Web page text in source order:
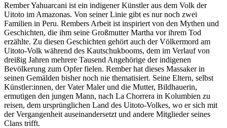
Rember Yahuarcani ist ein indigener Künstler aus dem Volk der
Uitoto im Amazonas. Von seiner Linie gibt es nur noch zwei
Familien in Peru. Rembers Arbeit ist inspiriert von den Mythen und
Geschichten, die ihm seine Großmutter Martha vor ihrem Tod
erzählte. Zu diesen Geschichten gehört auch der Völkermord am
Uitoto-Volk während des Kautschukbooms, dem im Verlauf von
dreißig Jahren mehrere Tausend Angehörige der indigenen
Bevölkerung zum Opfer fielen. Rember hat dieses Massaker in
seinen Gemälden bisher noch nie thematisiert. Seine Eltern, selbst
Künstler:innen, der Vater Maler und die Mutter, Bildhauerin,
ermutigen den jungen Mann, nach La Chorrera in Kolumbien zu
reisen, dem ursprünglichen Land des Uitoto-Volkes, wo er sich mit
der Vergangenheit auseinandersetzt und andere Mitglieder seines
Clans trifft.